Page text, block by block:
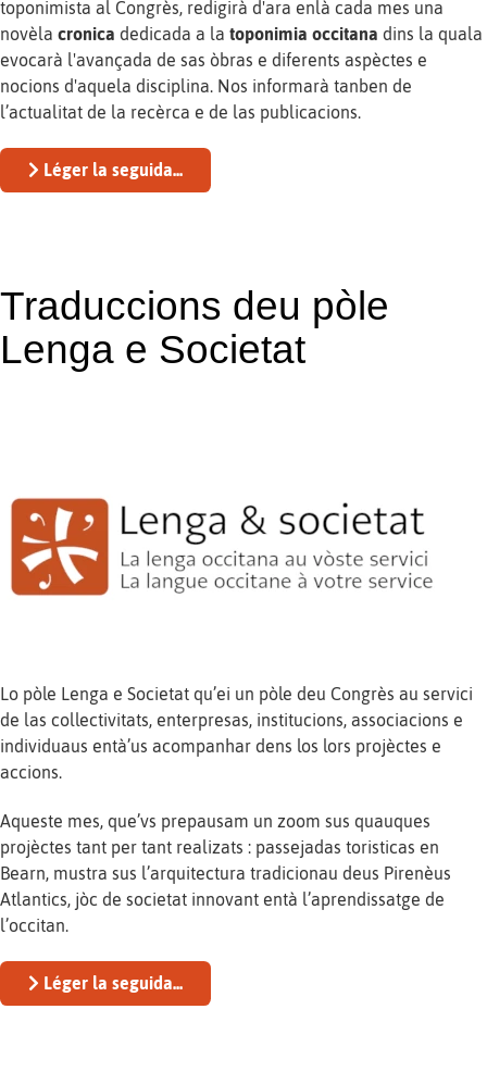
toponimista al Congrès, redigirà d'ara enlà cada mes una
novèla cronica dedicada a la toponimia occitana dins la quala
evocarà l'avançada de sas òbras e diferents aspèctes e
nocions d'aquela disciplina. Nos informarà tanben de
l’actualitat de la recèrca e de las publicacions.
Léger la seguida...
Traduccions deu pòle
Lenga e Societat
Lo pòle Lenga e Societat qu’ei un pòle deu Congrès au servici
de las collectivitats, enterpresas, institucions, associacions e
individuaus entà’us acompanhar dens los lors projèctes e
accions.
Aqueste mes, que’vs prepausam un zoom sus quauques
projèctes tant per tant realizats : passejadas toristicas en
Bearn, mustra sus l’arquitectura tradicionau deus Pirenèus
Atlantics, jòc de societat innovant entà l’aprendissatge de
l’occitan.
Léger la seguida...